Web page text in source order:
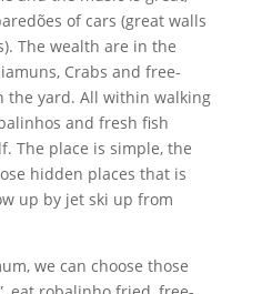
of cars (great walls
The wealth are in the
Crabs and free-
the yard. All within walking
and fresh fish
The place is simple, the
hidden places that is
up by jet ski up from
we can choose those